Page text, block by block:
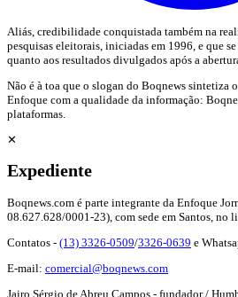
Aliás, credibilidade conquistada também na
pesquisas eleitorais, iniciadas em 1996, e que
quanto aos resultados divulgados após a
Não é à toa que o slogan do Boqnews sintetiza
Enfoque com a qualidade da informação:
plataformas.
✕
Expediente
Boqnews.com é parte integrante da Enfoque
08.627.628/0001-23), com sede em Santos, no
Contatos - (13) 3326-0509/3326-0639 e
E-mail: comercial@boqnews.com
Jairo Sérgio de Abreu Campos - fundador /